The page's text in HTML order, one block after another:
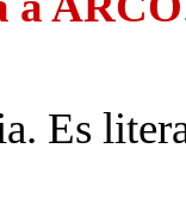
Es